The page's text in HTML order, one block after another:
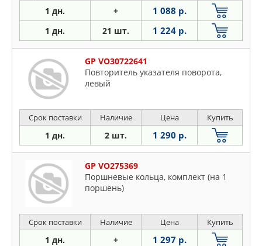
1 дн. + 1 088 р.
1 дн. 21 шт. 1 224 р.
GP VO30722641
Повторитель указателя поворота,
левый
Срок поставки Наличие Цена Купить
1 дн. 2 шт. 1 290 р.
GP VO275369
Поршневые кольца, комплект (на 1
поршень)
Срок поставки Наличие Цена Купить
1 дн. + 1 297 р.